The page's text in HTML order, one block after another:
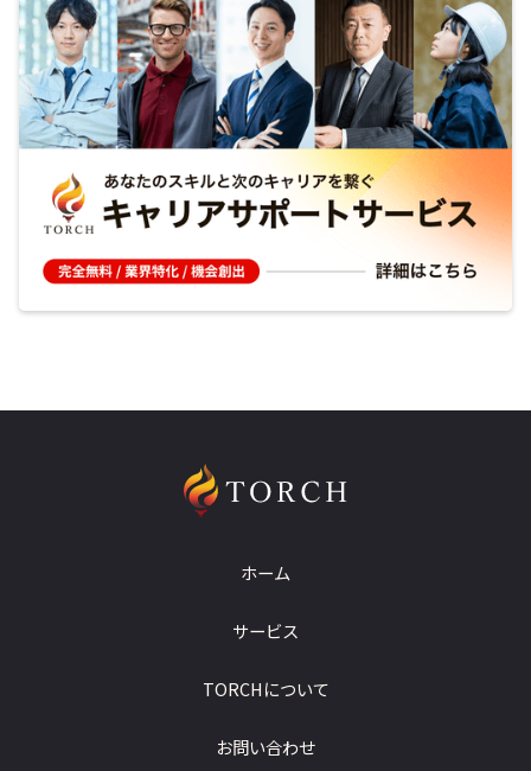
ホーム
サービス
TORCHについて
お問い合わせ